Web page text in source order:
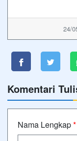
24/
Komentari
Nama Lengkap*